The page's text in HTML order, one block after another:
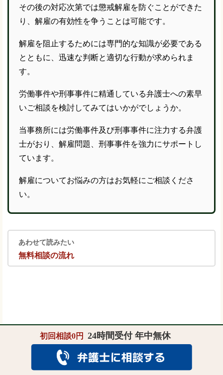
その後の対応次第では懲戒解雇を防ぐことができた
り、解雇の有効性を争うことは可能です。
解雇を阻止するためには専門的な知識が必要である
とともに、迅速な判断と適切な行動が求められま
す。
労働事件や刑事事件に精通している弁護士への素早
いご相談を検討してみてはいかがでしょうか。
当事務所には労働事件及び刑事事件に注力する弁護
士がおり、解雇問題、刑事事件を強力にサポートし
ています。
解雇についてお悩みの方はお気軽にご相談くださ
い。
あわせて読みたい
無料相談の流れ
初回相談0円 24時間受付 年中無休